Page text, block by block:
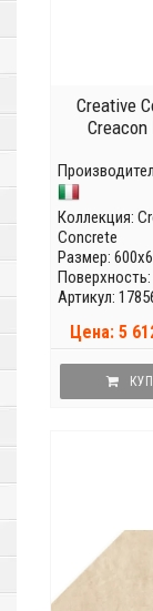
Creative
Creacon
Коллекция:
Concrete
Размер:
Артикул:
Цена: 5